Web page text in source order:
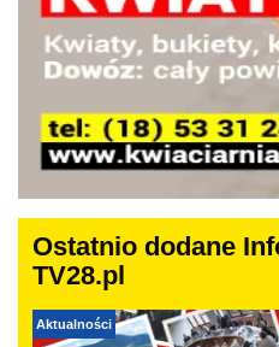
Ostatnio dodane
TV28.pl
Aktualności